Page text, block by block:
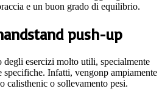
e un buon grado di equilibrio.
push-up
degli esercizi molto utili, specialmente
Infatti, vengonp ampiamente
calisthenic o sollevamento pesi.